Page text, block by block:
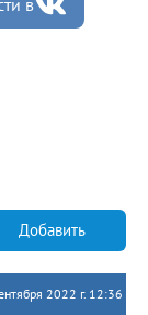
Добавить
2022 г. 12:36